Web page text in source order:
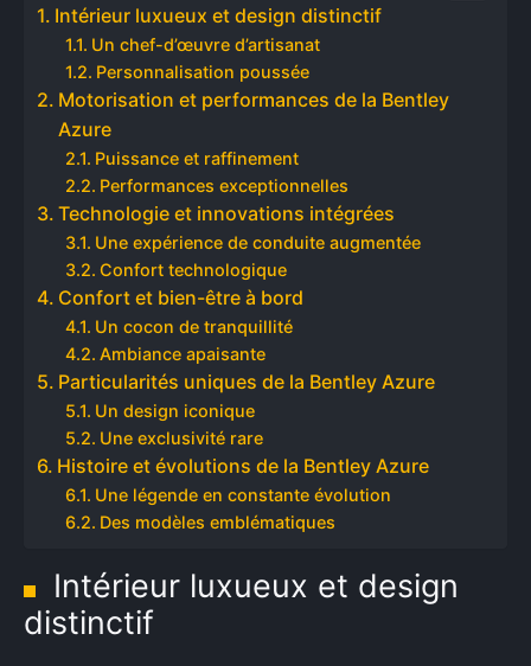
Intérieur luxueux et design distinctif
Un chef-d’œuvre d’artisanat
Personnalisation poussée
Motorisation et performances de la Bentley
Azure
Puissance et raffinement
Performances exceptionnelles
Technologie et innovations intégrées
Une expérience de conduite augmentée
Confort technologique
Confort et bien-être à bord
Un cocon de tranquillité
Ambiance apaisante
Particularités uniques de la Bentley Azure
Un design iconique
Une exclusivité rare
Histoire et évolutions de la Bentley Azure
Une légende en constante évolution
Des modèles emblématiques
Intérieur luxueux et design
distinctif